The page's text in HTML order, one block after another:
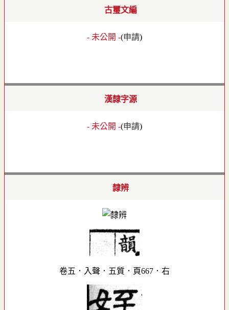
古璽文編
- 未公開 -(申請)
漢隸字源
- 未公開 -(申請)
隸辨
卷五．入聲．五質．頁667．右